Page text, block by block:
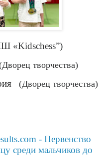
«Kidschess”)
творчества)
(Дворец творчества)
- Первенство
среди мальчиков до